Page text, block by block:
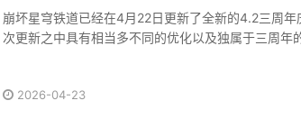
崩坏星穹铁道已经在4月22日更新了全新的4.2三周
次更新之中具有相当多不同的优化以及独属于三周年
2026-04-23